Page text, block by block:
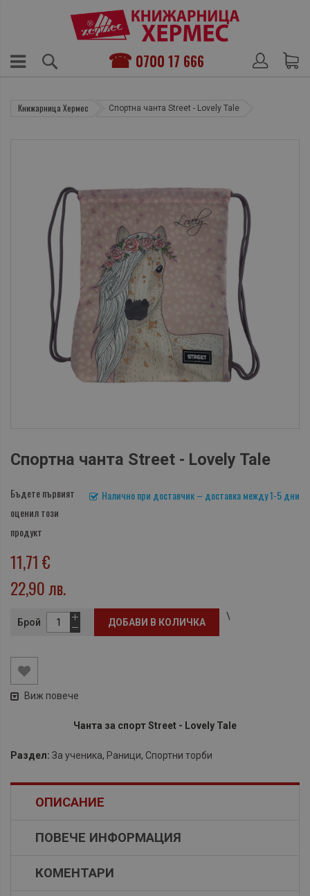
0700 17 666
Книжарница Хермес Спортна чанта Street - Lovely Tale
Спортна чанта Street - Lovely Tale
Налично при доставчик – доставка между 1-5 дни
Бъдете първият
оценил този
продукт
11,71 €
22,90 лв.
Брой ДОБАВИ В КОЛИЧКА
\
Виж повече
Чанта за спорт Street - Lovely Tale
Раздел: За ученика, Раници, Спортни торби
ОПИСАНИЕ
ПОВЕЧЕ ИНФОРМАЦИЯ
КОМЕНТАРИ